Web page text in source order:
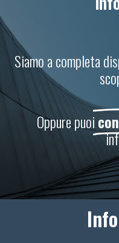
Siamo a completa
Oppure puoi